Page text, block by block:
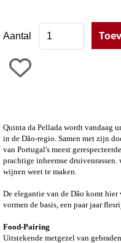
Aantal
Quinta da Pellada wordt vandaag
in de Dão-regio. Samen met zijn
van Portugal's meest
prachtige inheemse
wijnen weet te maken.
De elegantie van de Dão komt
vormen de basis, een paar jaar
Food-Pairing
Uitstekende metgezel van